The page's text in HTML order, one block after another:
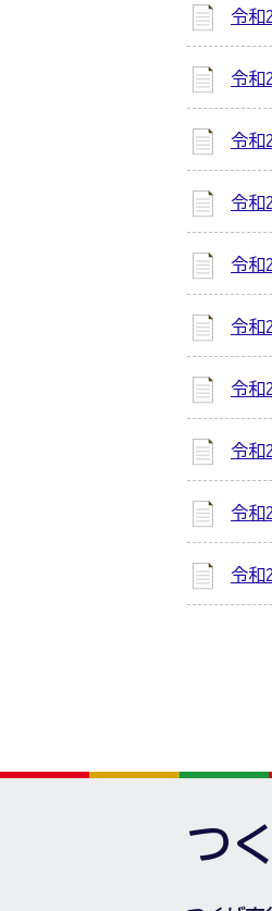
令和
令和
令和
令和
令和
令和
令和
令和
令和
令和
つ